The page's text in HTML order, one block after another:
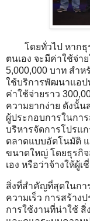
โดยทั่วไป หาก
ตนเอง จะมีค่าใช้จ่า
5,000,000 บาท สำ
ใช้บริการพัฒนาแอปพ
ค่าใช้จ่ายราว
ความยากง่าย ดังนั้น
ผู้ประกอบการในกา
บริหารจัดการโปรแ
ตลาดแบบอัตโนมัติ
ขนาดใหญ่ โดยธุรกิจ
เอง หรือว่าจ้างให้ผู้
สิ่งที่สำคัญที่สุดในกา
ความเร็ว การสร้า
การใช้งานที่น่าใช้ สิ่